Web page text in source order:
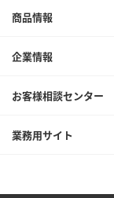
商品情報
企業情報
お客様相談センター
業務用サイト